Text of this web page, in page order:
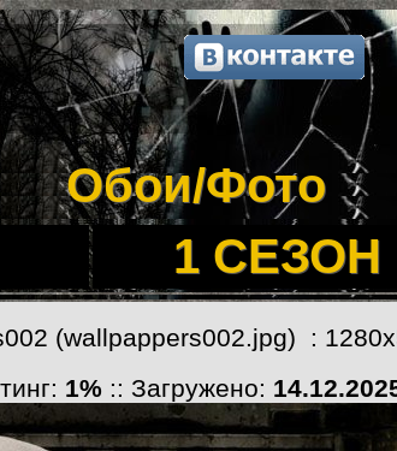
Обои/Фото
1 СЕЗОН
(wallpappers002.jpg) :
1% :: Загружено: